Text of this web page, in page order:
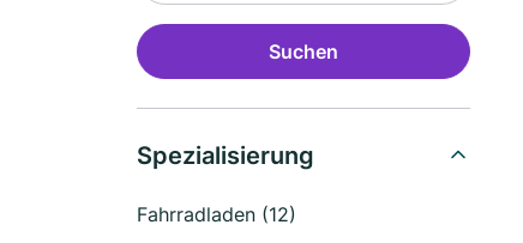
Suchen
Spezialisierung
Fahrradladen (12)